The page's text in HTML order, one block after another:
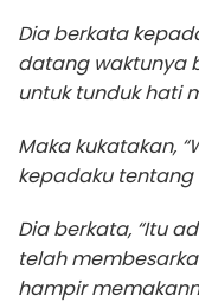
Dia berkata
datang waktunya
untuk tunduk hati
Maka kukatakan,
kepadaku tentang
Dia berkata, “Itu
telah
hampir